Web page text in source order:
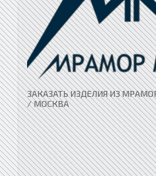
ЗАКАЗАТЬ ИЗДЕЛИЯ ИЗ
/ МОСКВА